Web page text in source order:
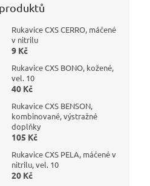
Rukavice CXS CERRO, máčené
v nitrilu
9 Kč
Rukavice CXS BONO, kožené,
vel. 10
40 Kč
Rukavice CXS BENSON,
kombinované, výstražné
doplňky
105 Kč
Rukavice CXS PELA, máčené v
nitrilu, vel. 10
20 Kč